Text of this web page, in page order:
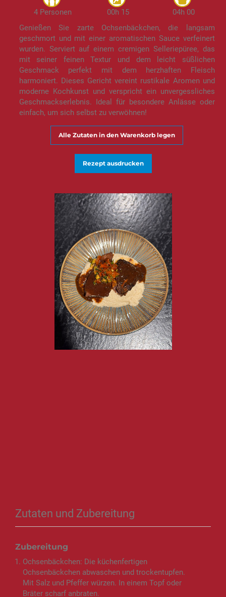
4 Personen 00h 15
04h 00
Genießen Sie zarte Ochsenbäckchen, die langsam
geschmort und mit einer aromatischen Sauce verfeinert
wurden. Serviert auf einem cremigen Selleriepüree, das
mit seiner feinen Textur und dem leicht süßlichen
Geschmack perfekt mit dem herzhaften Fleisch
harmoniert. Dieses Gericht vereint rustikale Aromen und
moderne Kochkunst und verspricht ein unvergessliches
Geschmackserlebnis. Ideal für besondere Anlässe oder
einfach, um sich selbst zu verwöhnen!
Alle Zutaten in den Warenkorb legen
Rezept ausdrucken
Zutaten und Zubereitung
Zubereitung
Ochsenbäckchen: Die küchenfertigen
Ochsenbäckchen abwaschen und trockentupfen.
Mit Salz und Pfeffer würzen. In einem Topf oder
Bräter scharf anbraten.